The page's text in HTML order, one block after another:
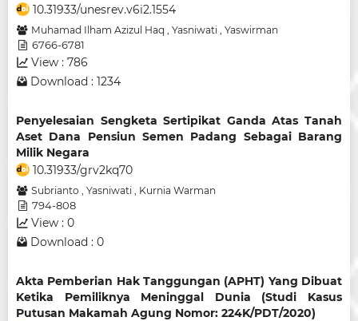
10.31933/unesrev.v6i2.1554
Muhamad Ilham Azizul Haq Yasniwati Yaswirman
6766-6781
View : 786
Download : 1234
Penyelesaian Sengketa Sertipikat Ganda Atas Tanah
Aset Dana Pensiun Semen Padang Sebagai Barang
Milik Negara
10.31933/grv2kq70
Subrianto Yasniwati Kurnia Warman
794-808
View : 0
Download : 0
Akta Pemberian Hak Tanggungan (APHT) Yang Dibuat
Ketika Pemiliknya Meninggal Dunia (Studi Kasus
Putusan Makamah Agung Nomor: 224K/PDT/2020)